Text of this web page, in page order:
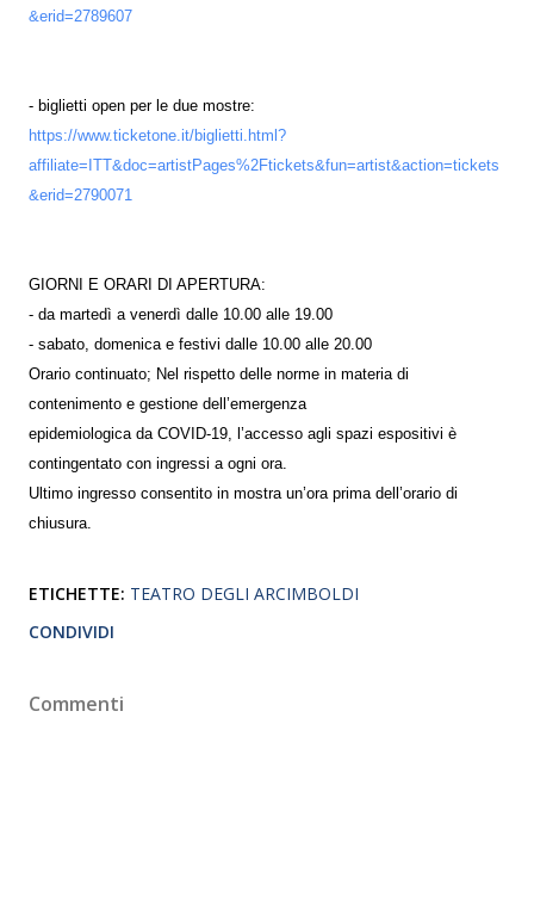
&erid=2789607
- biglietti open per le due mostre:
https://www.ticketone.it/biglietti.html?
affiliate=ITT&doc=artistPages%2Ftickets&fun=artist&action=tickets
&erid=2790071
GIORNI E ORARI DI APERTURA:
- da martedì a venerdì dalle 10.00 alle 19.00
- sabato, domenica e festivi dalle 10.00 alle 20.00
Orario continuato; Nel rispetto delle norme in materia di
contenimento e gestione dell’emergenza
epidemiologica da COVID-19, l’accesso agli spazi espositivi è
contingentato con ingressi a ogni ora.
Ultimo ingresso consentito in mostra un’ora prima dell’orario di
chiusura.
ETICHETTE: TEATRO DEGLI ARCIMBOLDI
CONDIVIDI
Commenti